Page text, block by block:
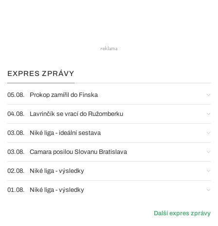
EXPRES ZPRÁVY
05.08. Prokop zamířil do Finska
04.08. Lavrinčík se vrací do Ružomberku
03.08. Niké liga - ideální sestava
03.08. Camara posilou Slovanu Bratislava
02.08. Niké liga - výsledky
01.08. Niké liga - výsledky
Další expres zprávy